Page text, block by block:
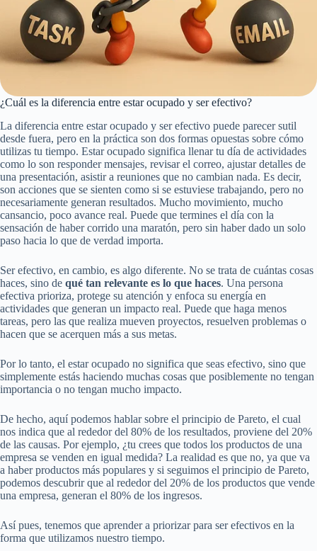
¿Cuál es la diferencia entre estar ocupado y ser efectivo?
La diferencia entre estar ocupado y ser efectivo puede parecer sutil
desde fuera, pero en la práctica son dos formas opuestas sobre cómo
utilizas tu tiempo. Estar ocupado significa llenar tu día de actividades
como lo son responder mensajes, revisar el correo, ajustar detalles de
una presentación, asistir a reuniones que no cambian nada. Es decir,
son acciones que se sienten como si se estuviese trabajando, pero no
necesariamente generan resultados. Mucho movimiento, mucho
cansancio, poco avance real. Puede que termines el día con la
sensación de haber corrido una maratón, pero sin haber dado un solo
paso hacia lo que de verdad importa.
Ser efectivo, en cambio, es algo diferente. No se trata de cuántas cosas
haces, sino de qué tan relevante es lo que haces. Una persona
efectiva prioriza, protege su atención y enfoca su energía en
actividades que generan un impacto real. Puede que haga menos
tareas, pero las que realiza mueven proyectos, resuelven problemas o
hacen que se acerquen más a sus metas.
Por lo tanto, el estar ocupado no significa que seas efectivo, sino que
simplemente estás haciendo muchas cosas que posiblemente no tengan
importancia o no tengan mucho impacto.
De hecho, aquí podemos hablar sobre el principio de Pareto, el cual
nos indica que al rededor del 80% de los resultados, proviene del 20%
de las causas. Por ejemplo, ¿tu crees que todos los productos de una
empresa se venden en igual medida? La realidad es que no, ya que va
a haber productos más populares y si seguimos el principio de Pareto,
podemos descubrir que al rededor del 20% de los productos que vende
una empresa, generan el 80% de los ingresos.
Así pues, tenemos que aprender a priorizar para ser efectivos en la
forma que utilizamos nuestro tiempo.